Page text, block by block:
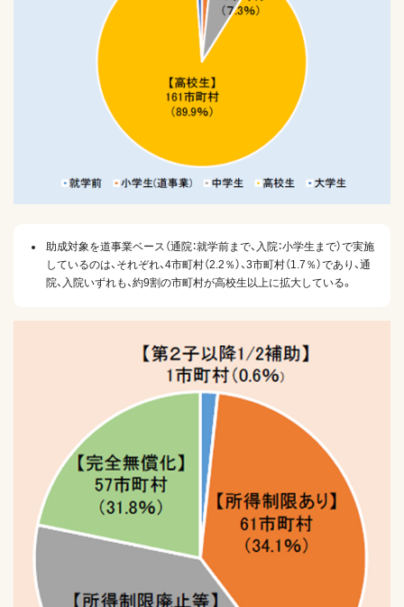
助成対象を道事業ベース（通院：就学前まで、入院：小学生まで）で実施
しているのは、それぞれ、4市町村（2.2％）、3市町村（1.7％）であり、通
院、入院いずれも、約9割の市町村が高校生以上に拡大している。